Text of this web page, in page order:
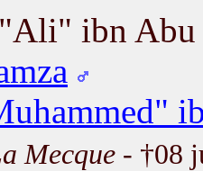
ibn
Mecque - †08